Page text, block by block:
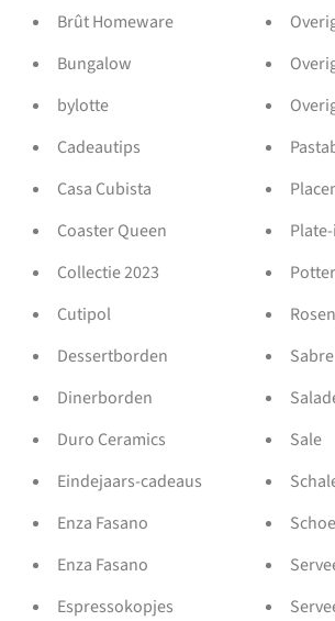
Brût Homeware
Bungalow
bylotte
Cadeautips
Casa Cubista
Coaster Queen
Collectie 2023
Cutipol
Dessertborden
Dinerborden
Duro Ceramics
Eindejaars-cadeaus
Enza Fasano
Enza Fasano
Espressokopjes
Sabre
Sale